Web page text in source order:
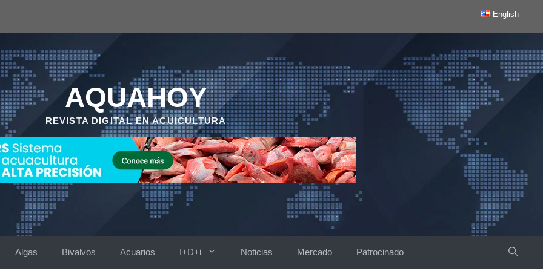
English
AQUAHOY
REVISTA DIGITAL EN ACUICULTURA
Algas Bivalvos Acuarios I+D+i Noticias Mercado Patrocinado